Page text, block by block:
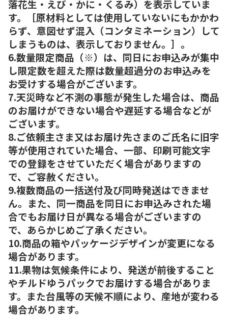
落花生・えび・かに・くるみ）を表示していま
す。［原材料としては使用していないにもかかわ
らず、意図せず混入（コンタミネーション）して
しまうものは、表示しておりません。］。
6.数量限定商品（※）は、同日にお申込みが集中
し限定数を超えた際は数量超過分のお申込みを
お受けする場合がございます。
7.天災時など不測の事態が発生した場合は、商品
のお届けができない場合や遅延する場合などが
ございます。
8.ご依頼主さま又はお届け先さまのご氏名に旧字
等が使用されていた場合、一部、印刷可能文字
での登録をさせていただく場合がありますの
で、ご容赦ください。
9.複数商品の一括送付及び同時発送はできませ
ん。また、同一商品を同日にお申込みされた場
合でもお届け日が異なる場合がございますの
で、あらかじめご了承ください。
10.商品の箱やパッケージデザインが変更になる
場合があります。
11.果物は気候条件により、発送が前後すること
やチルドゆうパックでお届けする場合がありま
す。また台風等の天候不順により、産地が変わる
場合があります。